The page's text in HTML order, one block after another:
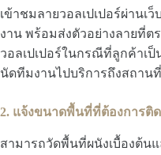
เข้าชมลายวอลเปเปอร์ผ่านเ
งาน พร้อมส่งตัวอย่างลายที่ต
วอลเปเปอร์ในกรณีที่ลูกค้าเ
นัดทีมงานไปบริการถึงสถาน
2. แจ้งขนาดพื้นที่ที่ต้องการติด
สามารถวัดพื้นที่ผนังเบื้องต้นแ